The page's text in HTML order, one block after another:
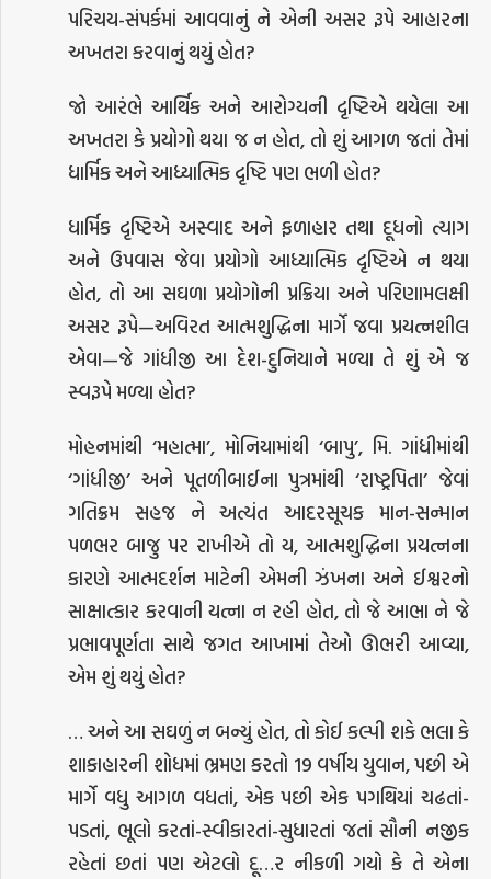
પરિચય-સંપર્કમાં આવવાનું ને એની અસર રૂપે આહારના
અખતરા કરવાનું થયું હોત?
જો આરંભે આર્થિક અને આરોગ્યની દૃષ્ટિએ થયેલા આ
અખતરા કે પ્રયોગો થયા જ ન હોત, તો શું આગળ જતાં તેમાં
ધાર્મિક અને આધ્યાત્મિક દૃષ્ટિ પણ ભળી હોત?
ધાર્મિક દૃષ્ટિએ અસ્વાદ અને ફળાહાર તથા દૂધનો ત્યાગ
અને ઉપવાસ જેવા પ્રયોગો આધ્યાત્મિક દૃષ્ટિએ ન થયા
હોત, તો આ સઘળા પ્રયોગોની પ્રક્રિયા અને પરિણામલક્ષી
અસર રૂપે—અવિરત આત્મશુદ્ધિના માર્ગે જવા પ્રયત્નશીલ
એવા—જે ગાંધીજી આ દેશ-દુનિયાને મળ્યા તે શું એ જ
સ્વરૂપે મળ્યા હોત?
મોહનમાંથી ‘મહાત્મા’, મોનિયામાંથી ‘બાપુ’, મિ. ગાંધીમાંથી
‘ગાંધીજી’ અને પૂતળીબાઈના પુત્રમાંથી ‘રાષ્ટ્રપિતા’ જેવાં
ગતિક્રમ સહજ ને અત્યંત આદરસૂચક માન-સન્માન
પળભર બાજુ પર રાખીએ તો ય, આત્મશુદ્ધિના પ્રયત્નના
કારણે આત્મદર્શન માટેની એમની ઝંખના અને ઈશ્વરનો
સાક્ષાત્કાર કરવાની યત્ના ન રહી હોત, તો જે આભા ને જે
પ્રભાવપૂર્ણતા સાથે જગત આખામાં તેઓ ઊભરી આવ્યા,
એમ શું થયું હોત?
… અને આ સઘળું ન બન્યું હોત, તો કોઈ કલ્પી શકે ભલા કે
શાકાહારની શોધમાં ભ્રમણ કરતો 19 વર્ષીય યુવાન, પછી એ
માર્ગે વધુ આગળ વધતાં, એક પછી એક પગથિયાં ચઢતાં-
પડતાં, ભૂલો કરતાં-સ્વીકારતાં-સુધારતાં જતાં સૌની નજીક
રહેતાં છતાં પણ એટલો દૂ…ર નીકળી ગયો કે તે એના